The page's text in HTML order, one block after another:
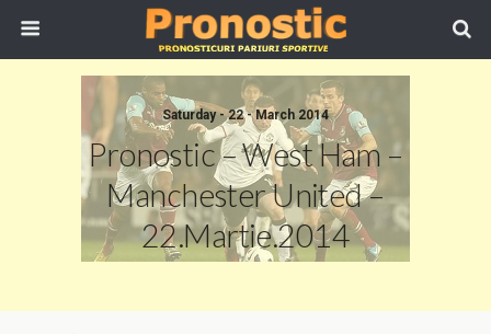
Saturday - 22 - March 2014
Pronostic – West Ham –
Manchester United –
22.Martie.2014